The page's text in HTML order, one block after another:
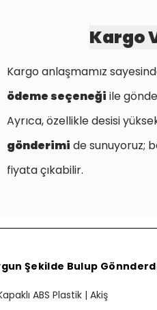
Kargo
Kargo anlaşmamız
ödeme seçeneği ile
Ayrıca, özellikle desisi
gönderimi de sunuyoruz;
fiyata çıkabilir.
Şekilde Bulup
ABS Plastik | Akiş